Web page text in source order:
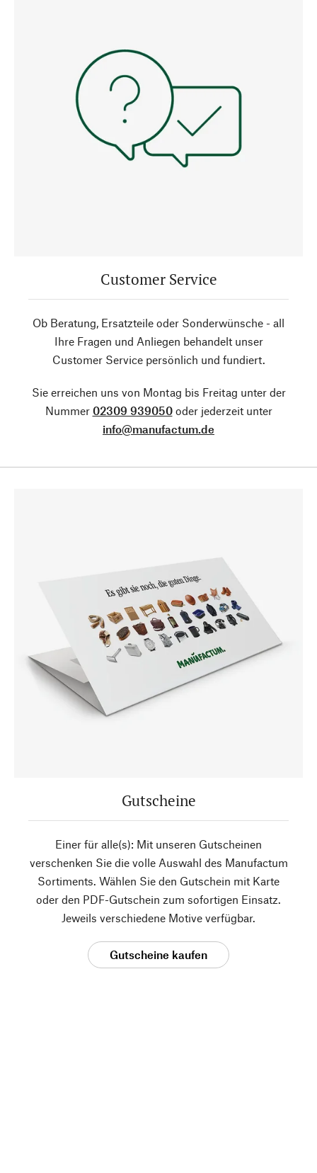
Customer Service
Ob Beratung, Ersatzteile oder Sonderwünsche - all
Ihre Fragen und Anliegen behandelt unser
Customer Service persönlich und fundiert.
Sie erreichen uns von Montag bis Freitag unter der
Nummer 02309 939050oder jederzeit unter
info@manufactum.de
Gutscheine
Einer für alle(s): Mit unseren Gutscheinen
verschenken Sie die volle Auswahl des Manufactum
Sortiments. Wählen Sie den Gutschein mit Karte
oder den PDF-Gutschein zum sofortigen Einsatz.
Jeweils verschiedene Motive verfügbar.
Gutscheine kaufen